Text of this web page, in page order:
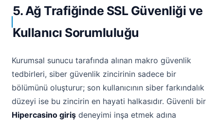
5. Ağ Trafiğinde SSL Güvenliği ve
Kullanıcı Sorumluluğu
Kurumsal sunucu tarafında alınan makro güvenlik
tedbirleri, siber güvenlik zincirinin sadece bir
bölümünü oluşturur; son kullanıcının siber farkındalık
düzeyi ise bu zincirin en hayati halkasıdır. Güvenli bir
Hipercasino giriş deneyimi inşa etmek adına